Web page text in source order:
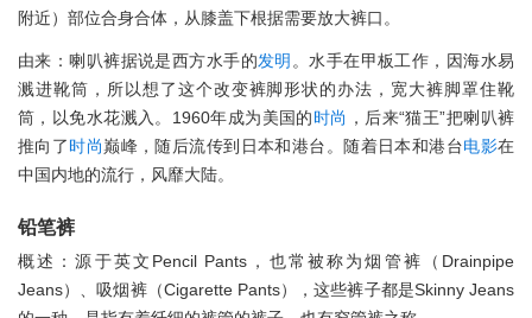
附近）部位合身合体，从膝盖下根据需要放大裤口。
由来：喇叭裤据说是西方水手的发明 。水手在甲板工作，因海水易
溅进靴筒，所以想了这个改变裤脚形状的办法，宽大裤脚罩住靴
筒，以免水花溅入。1960年成为美国的时尚 ，后来“猫王”把喇叭裤
推向了时尚巅峰，随后流传到日本和港台。随着日本和港台电影在
中国内地的流行，风靡大陆。
铅笔裤
概述：源于英文Pencil Pants，也常被称为烟管裤（Drainpipe
Jeans）、吸烟裤（Cigarette Pants），这些裤子都是Skinny Jeans